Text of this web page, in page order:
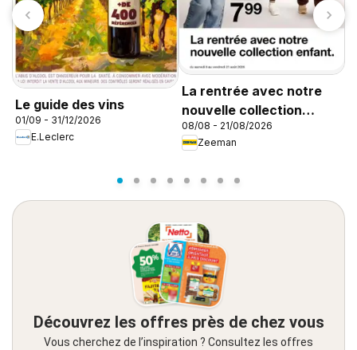
Le guide des vins
01/09 - 31/12/2026
E.Leclerc
La rentrée avec notre
nouvelle collection
enfant
08/08 - 21/08/2026
Zeeman
Découvrez les offres près de chez vous
Vous cherchez de l’inspiration ? Consultez les offres